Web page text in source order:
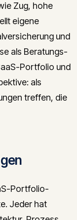
Zug, hohe
eigene
und
als Beratungs-
Portfolio und
als
treffen, die
Portfolio-
Jeder hat